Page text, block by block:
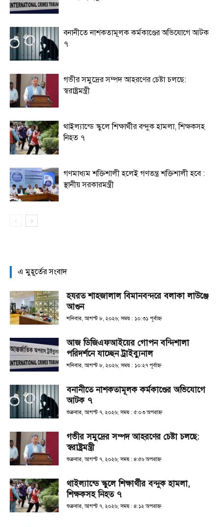
বনানীতে নাশকতামূলক কর্মকাণ্ডের অভিযোগে আটক
৭
গভীর সমুদ্রের সম্পদ আহরণের চেষ্টা চলছে:
স্বরাষ্ট্রমন্ত্রী
থাইল্যান্ডে স্কুলে শিক্ষার্থীর বন্দুক হামলা, শিক্ষকসহ
নিহত ৭
গণমাধ্যম শক্তিশালী হলেই গণতন্ত্র শক্তিশালী হবে :
স্থানীয় সরকারমন্ত্রী
এ মুহূর্তের সংবাদ
হযরত শাহজালাল বিমানবন্দরে বলাকা লাউঞ্জে
আগুন
শনিবার, আগস্ট ৮, ২০২৬; সময় : ১০:৩১ পূর্বাহ্ণ
আজ ডিজিএফআইয়ের গোপন বন্দিশালা
পরিদর্শনে যাচ্ছেন ট্রাইব্যুনাল
শনিবার, আগস্ট ৮, ২০২৬; সময় : ১০:২৭ পূর্বাহ্ণ
বনানীতে নাশকতামূলক কর্মকাণ্ডের অভিযোগে
আটক ৭
শুক্রবার, আগস্ট ৭, ২০২৬; সময় : ৫:০৩ অপরাহ্ণ
গভীর সমুদ্রের সম্পদ আহরণের চেষ্টা চলছে:
স্বরাষ্ট্রমন্ত্রী
শুক্রবার, আগস্ট ৭, ২০২৬; সময় : ৪:৫৬ অপরাহ্ণ
থাইল্যান্ডে স্কুলে শিক্ষার্থীর বন্দুক হামলা,
শিক্ষকসহ নিহত ৭
শুক্রবার, আগস্ট ৭, ২০২৬; সময় : ৪:১২ অপরাহ্ণ